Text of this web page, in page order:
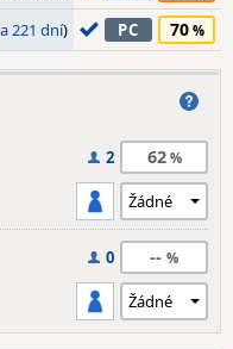
221 dní) PC 70
2 62
0 --